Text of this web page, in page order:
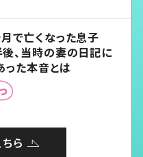
で亡くなった息子
、当時の妻の日記に
った本音とは
ら